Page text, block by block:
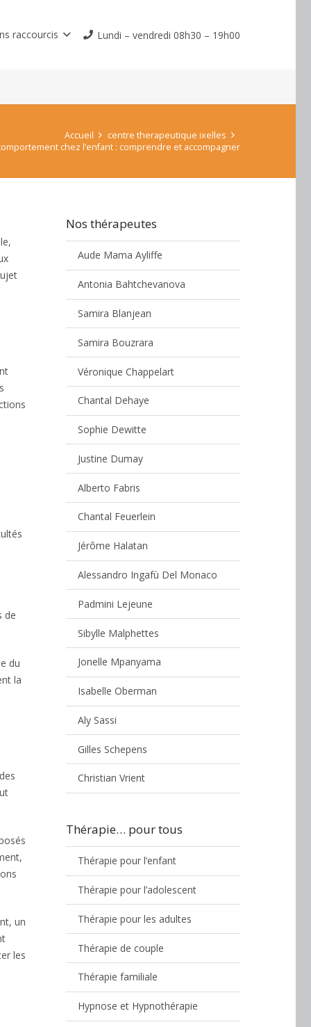
raccourcis Lundi – vendredi 08h30 – 19h00
Accueil
centre therapeutique ixelles
chez l’enfant : comprendre et accompagner
de
du
la
un
les
Nos thérapeutes
Aude Mama Ayliffe
Antonia Bahtchevanova
Samira Blanjean
Samira Bouzrara
Véronique Chappelart
Chantal Dehaye
Sophie Dewitte
Justine Dumay
Alberto Fabris
Chantal Feuerlein
Jérôme Halatan
Alessandro Ingafù Del Monaco
Padmini Lejeune
Sibylle Malphettes
Jonelle Mpanyama
Isabelle Oberman
Aly Sassi
Gilles Schepens
Christian Vrient
Thérapie… pour tous
Thérapie pour l’enfant
Thérapie pour l’adolescent
Thérapie pour les adultes
Thérapie de couple
Thérapie familiale
Hypnose et Hypnothérapie